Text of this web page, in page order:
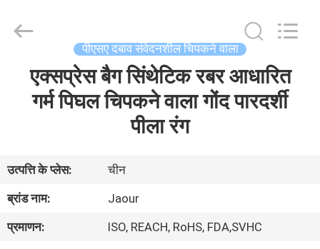
हमारे
बारे
में
Adhesive
Products
Reserved.
पीएसए दबाव संवेदनशील चिपकने वाला
एक्सप्रेस बैग सिंथेटिक रबर आधारित
गर्म पिघल चिपकने वाला गोंद पारदर्शी
पीला रंग
उत्पत्ति के प्लेस:
चीन
ब्रांड नाम:
Jaour
प्रमाणन:
ISO, REACH, RoHS, FDA,SVHC